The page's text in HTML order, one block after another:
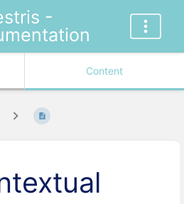
-
Content